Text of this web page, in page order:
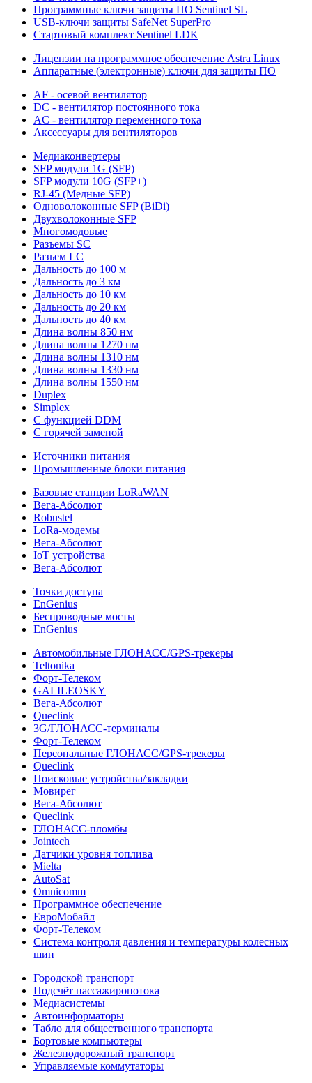
Программные ключи защиты ПО Sentinel SL
USB-ключи защиты SafeNet SuperPro
Стартовый комплект Sentinel LDK
Лицензии на программное обеспечение Astra Linux
Аппаратные (электронные) ключи для защиты ПО
AF - осевой вентилятор
DC - вентилятор постоянного тока
AC - вентилятор переменного тока
Аксессуары для вентиляторов
Медиаконвертеры
SFP модули 1G (SFP)
SFP модули 10G (SFP+)
RJ-45 (Медные SFP)
Одноволоконные SFP (BiDi)
Двухволоконные SFP
Многомодовые
Разъемы SC
Разъем LC
Дальность до 100 м
Дальность до 3 км
Дальность до 10 км
Дальность до 20 км
Дальность до 40 км
Длина волны 850 нм
Длина волны 1270 нм
Длина волны 1310 нм
Длина волны 1330 нм
Длина волны 1550 нм
Duplex
Simplex
С функцией DDM
С горячей заменой
Источники питания
Промышленные блоки питания
Базовые станции LoRaWAN
Вега-Абсолют
Robustel
LoRa-модемы
Вега-Абсолют
IoT устройства
Вега-Абсолют
Точки доступа
EnGenius
Беспроводные мосты
EnGenius
Автомобильные ГЛОНАСС/GPS-трекеры
Teltonika
Форт-Телеком
GALILEOSKY
Вега-Абсолют
Queclink
3G/ГЛОНАСС-терминалы
Форт-Телеком
Персональные ГЛОНАСС/GPS-трекеры
Queclink
Поисковые устройства/закладки
Мовирег
Вега-Абсолют
Queclink
ГЛОНАСС-пломбы
Jointech
Датчики уровня топлива
Mielta
AutoSat
Omnicomm
Программное обеспечение
ЕвроМобайл
Форт-Телеком
Система контроля давления и температуры колесных
шин
Городской транспорт
Подсчёт пассажиропотока
Медиасистемы
Автоинформаторы
Табло для общественного транспорта
Бортовые компьютеры
Железнодорожный транспорт
Управляемые коммутаторы